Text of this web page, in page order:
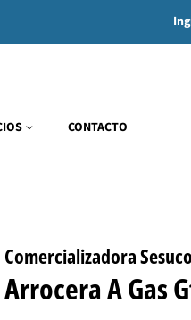
CONTACTO
Comercializadora
Arrocera A Gas